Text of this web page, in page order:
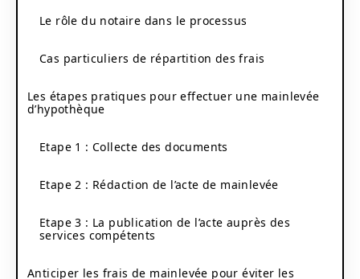
Le rôle du notaire dans le processus
Cas particuliers de répartition des frais
Les étapes pratiques pour effectuer une mainlevée
d’hypothèque
Etape 1 : Collecte des documents
Etape 2 : Rédaction de l’acte de mainlevée
Etape 3 : La publication de l’acte auprès des
services compétents
Anticiper les frais de mainlevée pour éviter les